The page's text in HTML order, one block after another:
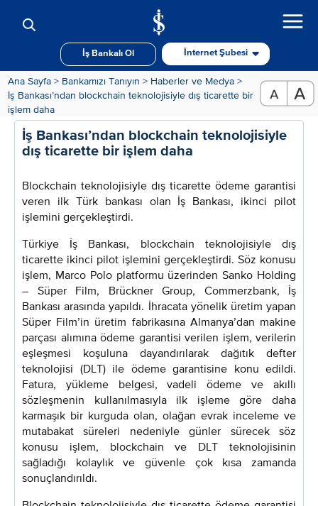
İş Bankalı Ol İnternet Şubesi
Ana Sayfa > Bankamızı Tanıyın > Haberler ve Medya >
İş Bankası’ndan blockchain teknolojisiyle dış ticarette bir
işlem daha
İş Bankası’ndan blockchain teknolojisiyle
dış ticarette bir işlem daha
Blockchain teknolojisiyle dış ticarette ödeme garantisi
veren ilk Türk bankası olan İş Bankası, ikinci pilot
işlemini gerçekleştirdi.
Türkiye İş Bankası, blockchain teknolojisiyle dış
ticarette ikinci pilot işlemini gerçekleştirdi. Söz konusu
işlem, Marco Polo platformu üzerinden Sanko Holding
– Süper Film, Brückner Group, Commerzbank, İş
Bankası arasında yapıldı. İhracata yönelik üretim yapan
Süper Film’in üretim fabrikasına Almanya’dan makine
parçası alımına ödeme garantisi verilen işlem, verilerin
eşleşmesi koşuluna dayandırılarak dağıtık defter
teknolojisi (DLT) ile ödeme garantisine konu edildi.
Fatura, yükleme belgesi, vadeli ödeme ve akıllı
sözleşmenin kullanılmasıyla ilk işleme göre daha
karmaşık bir kurguda olan, olağan evrak inceleme ve
mutabakat süreleri nedeniyle günler sürecek söz
konusu işlem, blockchain ve DLT teknolojisinin
sağladığı kolaylık ve güvenle çok kısa zamanda
sonuçlandırıldı.